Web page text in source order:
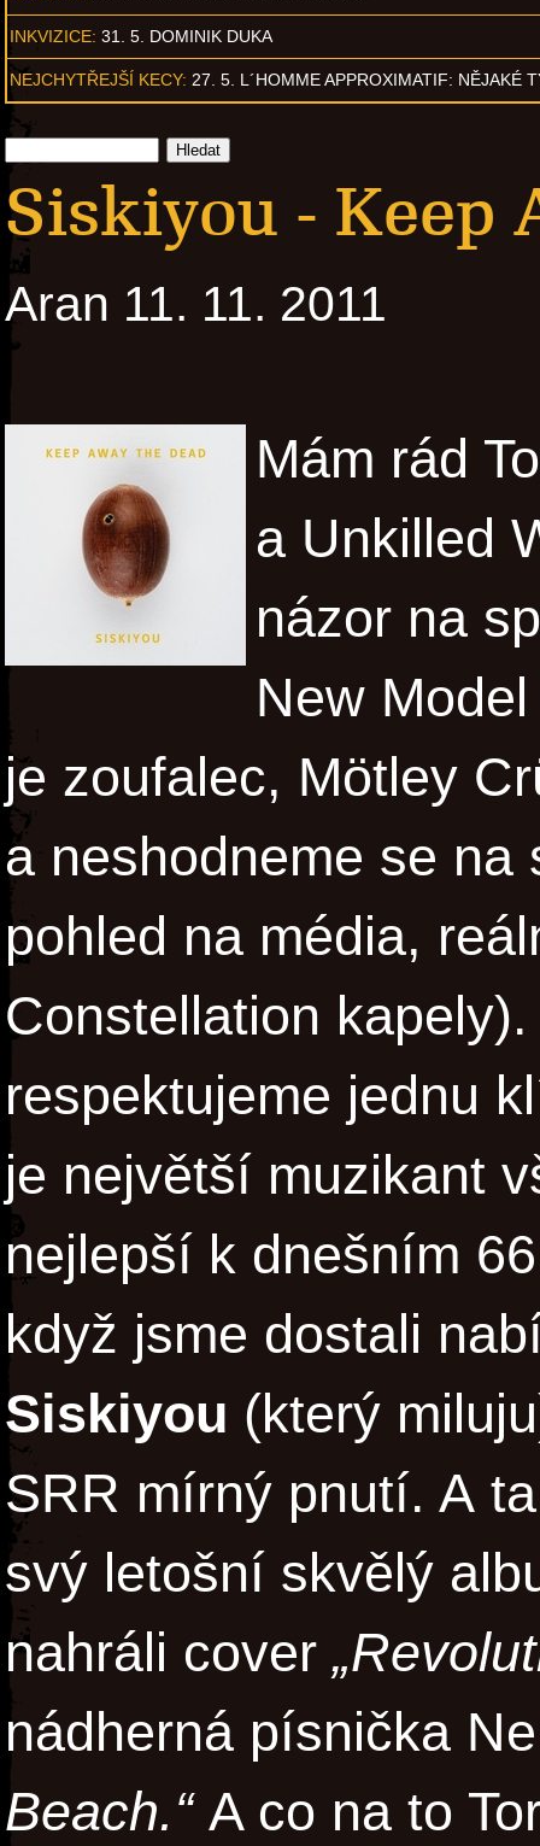
INKVIZICE: 31. 5. DOMINIK DUKA
NEJCHYTŘEJŠÍ KECY: 27. 5. L´HOMME APPROXIMATIF: NĚJAKÉ
Siskiyou - Keep
Aran 11. 11. 2011
Mám rád
a Unkilled
názor na
New
je zoufalec, Mötley
a neshodneme se
pohled na média,
Constellation
respektujeme jednu
je největší muzikant
nejlepší k dnešním
když jsme dostali
Siskiyou (který
SRR mírný pnutí. A
svý letošní skvělý
nahráli cover
nádherná písnička
Beach.“ A co na to